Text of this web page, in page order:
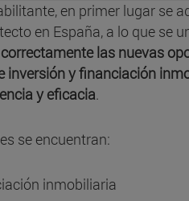
en primer lugar se
en España, a lo que se
las nuevas
inversión y financiación
y eficacia.
se encuentran:
inmobiliaria